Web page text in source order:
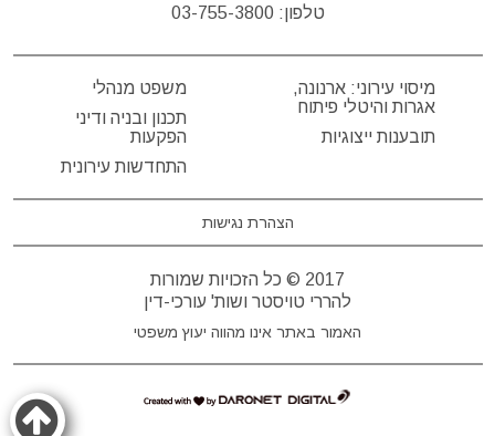
טלפון: 03-755-3800
מיסוי עירוני: ארנונה,
אגרות והיטלי פיתוח
תובענות ייצוגיות
משפט מנהלי
תכנון ובניה ודיני
הפקעות
התחדשות עירונית
הצהרת נגישות
2017 © כל הזכויות שמורות
להררי טויסטר ושות' עורכי-דין
האמור באתר אינו מהווה יעוץ משפטי
דרונט